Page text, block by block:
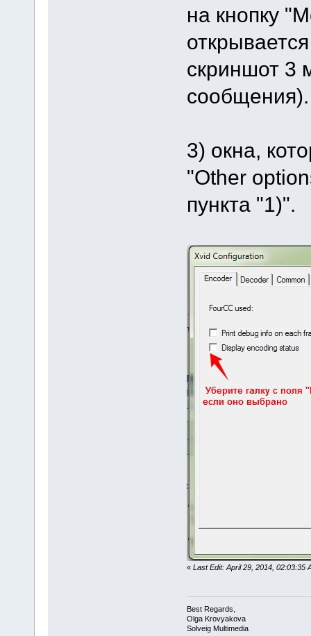
на кнопку
скриншот 3
сообщения).
3) окна,
"Other
пункта "1)".
« Last Edit: April 29, 2014, 02:03:35
Best Regards,
Olga Krovyakova
Solveig Multimedia